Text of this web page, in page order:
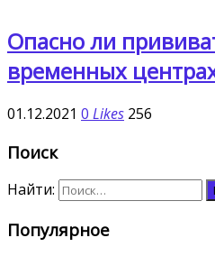
Опасно ли
временных
01.12.2021 0 Likes 256
Поиск
Найти:
Популярное